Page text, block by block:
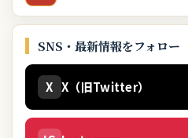
SNS・最新情報をフォロー
X X（旧Twitter）